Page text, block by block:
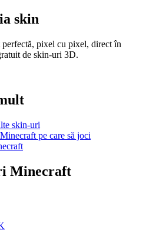
skin
pixel cu pixel, direct în
de skin-uri 3D.
skin-uri
pe care să joci
Minecraft